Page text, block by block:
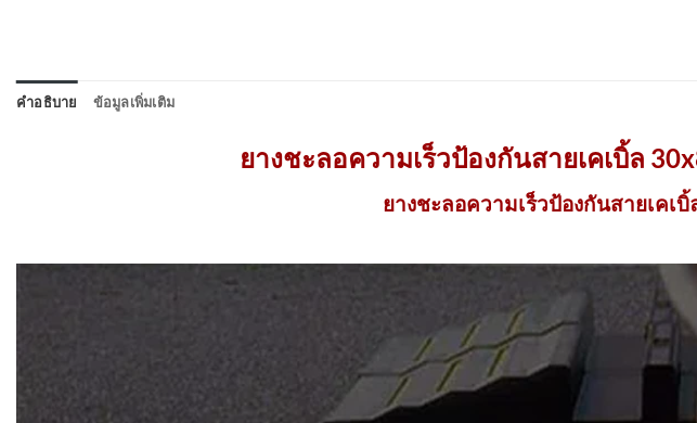
คำอธิบาย ข้อมูลเพิ่มเติม
ยางชะลอความเร็วป้องกันสายเคเบิ้ล
ยางชะลอความเร็วป้องกันสายเคเ